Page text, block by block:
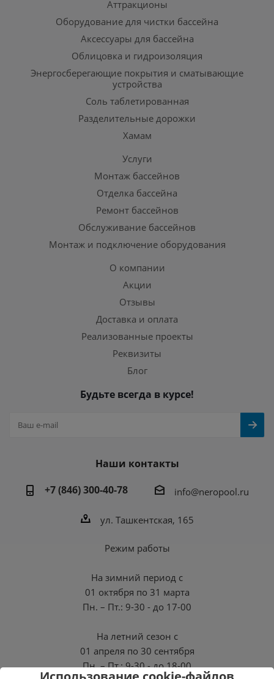
Аттракционы
Оборудование для чистки бассейна
Аксессуары для бассейна
Облицовка и гидроизоляция
Энергосберегающие покрытия и сматывающие
устройства
Соль таблетированная
Разделительные дорожки
Хамам
Услуги
Монтаж бассейнов
Отделка бассейна
Ремонт бассейнов
Обслуживание бассейнов
Монтаж и подключение оборудования
О компании
Акции
Отзывы
Доставка и оплата
Реализованные проекты
Реквизиты
Блог
Будьте всегда в курсе!
Наши контакты
+7 (846) 300-40-78
info@neropool.ru
ул. Ташкентская, 165
Режим работы
На зимний период с
01 октября по 31 марта
Пн. – Пт.: 9-30 - до 17-00
На летний сезон с
01 апреля по 30 сентября
Пн. – Пт.: 9-30 - до 18-00